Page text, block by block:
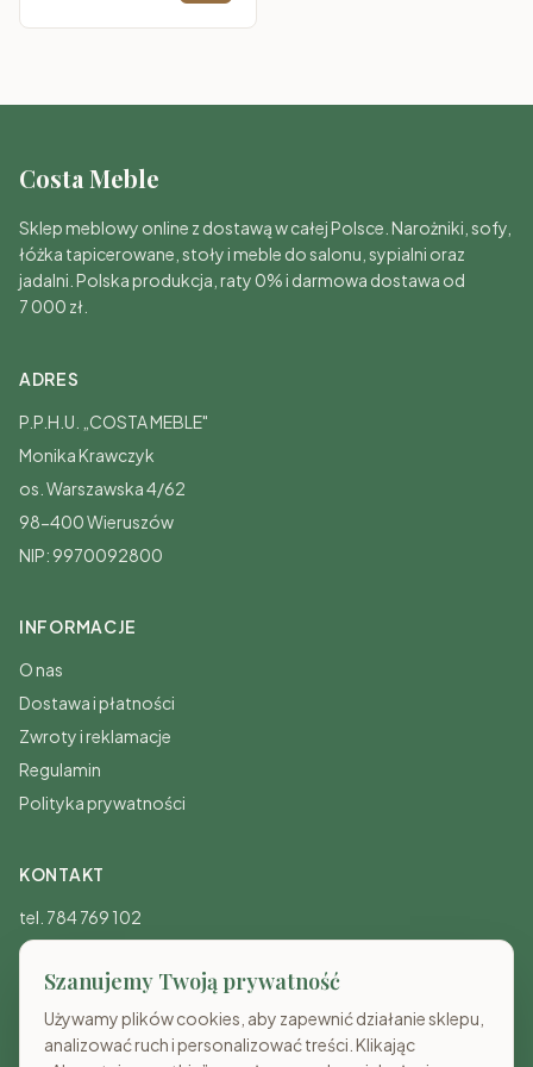
Costa Meble
Sklep meblowy online z dostawą w całej Polsce. Narożniki, sofy,
łóżka tapicerowane, stoły i meble do salonu, sypialni oraz
jadalni. Polska produkcja, raty 0% i darmowa dostawa od
7 000 zł.
ADRES
P.P.H.U. „COSTA MEBLE"
Monika Krawczyk
os. Warszawska 4/62
98-400 Wieruszów
NIP: 9970092800
INFORMACJE
O nas
Dostawa i płatności
Zwroty i reklamacje
Regulamin
Polityka prywatności
KONTAKT
tel. 784 769 102
sklep@costameble.pl
Pon-Pt: 8:00-20:00
Sb-Nd: 10:00-15:00
Szanujemy Twoją prywatność
Używamy plików cookies, aby zapewnić działanie sklepu,
analizować ruch i personalizować treści. Klikając